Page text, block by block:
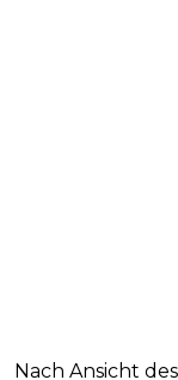
Nach Ansicht